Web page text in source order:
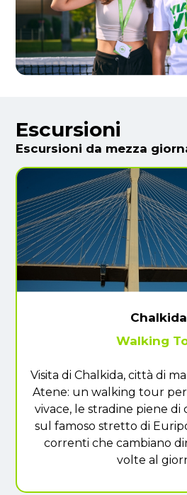
Escursioni
Escursioni da mezza
Chalkida
Walking
Visita di Chalkida, città di
Atene: un walking tour
vivace, le stradine piene di
sul famoso stretto di
correnti che cambiano
volte al